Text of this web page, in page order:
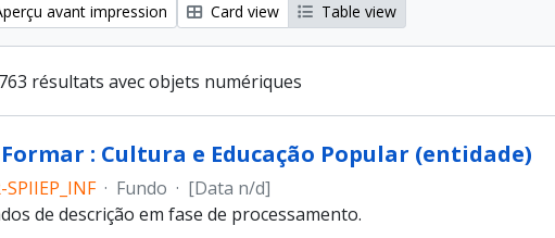
avant impression Card view Table view
résultats avec objets numériques
: Cultura e Educação Popular (entidade)
SPIIEP_INF · Fundo · [Data n/d]
de descrição em fase de processamento.